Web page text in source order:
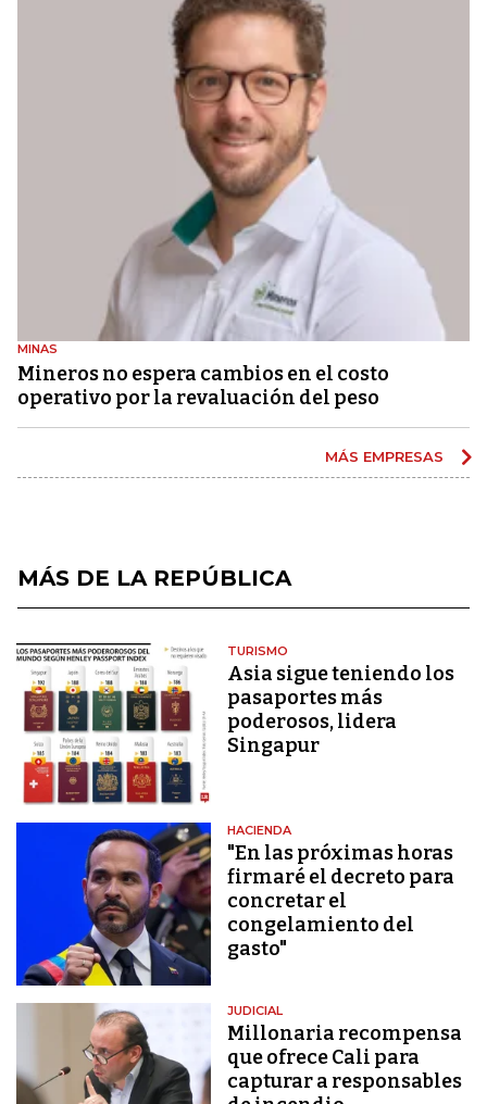
MINAS
Mineros no espera cambios en el costo
operativo por la revaluación del peso
MÁS EMPRESAS
MÁS DE LA REPÚBLICA
TURISMO
Asia sigue teniendo los
pasaportes más
poderosos, lidera
Singapur
HACIENDA
"En las próximas horas
firmaré el decreto para
concretar el
congelamiento del
gasto"
JUDICIAL
Millonaria recompensa
que ofrece Cali para
capturar a responsables